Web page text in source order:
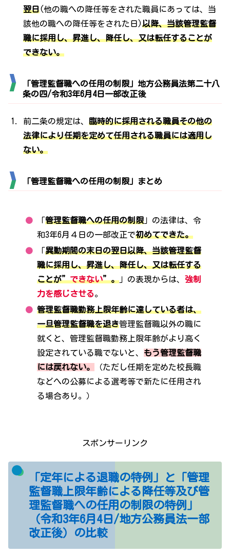
翌日(他の職への降任等をされた職員にあっては、当
該他の職への降任等をされた日)以降、当該管理監督
職に採用し、昇進し、降任し、又は転任することが
できない。
「管理監督職への任用の制限」地方公務員法第二十八
条の四/令和3年6月4日一部改正後
前二条の規定は、臨時的に採用される職員その他の
法律により任期を定めて任用される職員には適用し
ない。
「管理監督職への任用の制限」まとめ
「管理監督職への任用の制限 」の法律は、令
和3年6月４日の一部改正で初めてできた。
「異動期間の末日の翌日以降、当該管理監督
職に採用し、昇進し、降任し、又は転任する
ことが”できない”。 」の表現からは、 強制
力を感じさせる。
管理監督職勤務上限年齢に達している者は、
一旦管理監督職を退き管理監督職以外の職に
就くと、管理監督職勤務上限年齢がより高く
設定されている職でないと、 もう管理監督職
には戻れない。
（ただし任期を定めた校長職
などへの公募による選考等で新たに任用され
る場合あり。）
スポンサーリンク
「定年による退職の特例」と「管理
監督職上限年齢による降任等及び管
理監督職への任用の制限の特例」
（令和3年6月4日/地方公務員法一部
改正後）の比較